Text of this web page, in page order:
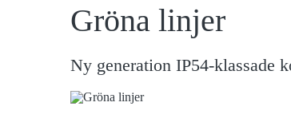
Gröna linjer
Ny generation IP54-klassade